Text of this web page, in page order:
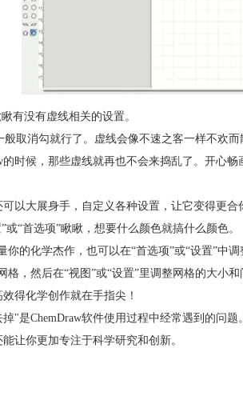
有没有虚线相关的设置。
取消勾就行了。虚线会像不速之客一样不欢而
时候，那些虚线就再也不会来捣乱了。开心畅
以大展身手，自定义各种设置，让它变得更合
“首选项”瞅瞅，想要什么颜色就搞什么颜色。
的化学杰作，也可以在“首选项”或“设置”中调
，然后在“视图”或“设置”里调整网格的大小和
得化学创作就在手指尖！
"是ChemDraw软件使用过程中经常遇到的
让你更加专注于科学研究和创新。